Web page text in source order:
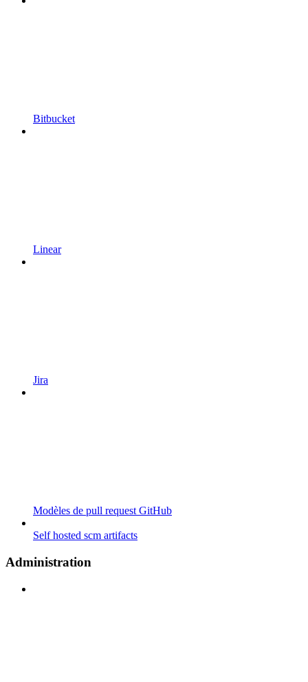
Bitbucket
Linear
Jira
Modèles de pull request GitHub
Self hosted scm artifacts
Administration